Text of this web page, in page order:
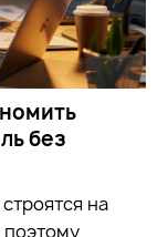
без
на